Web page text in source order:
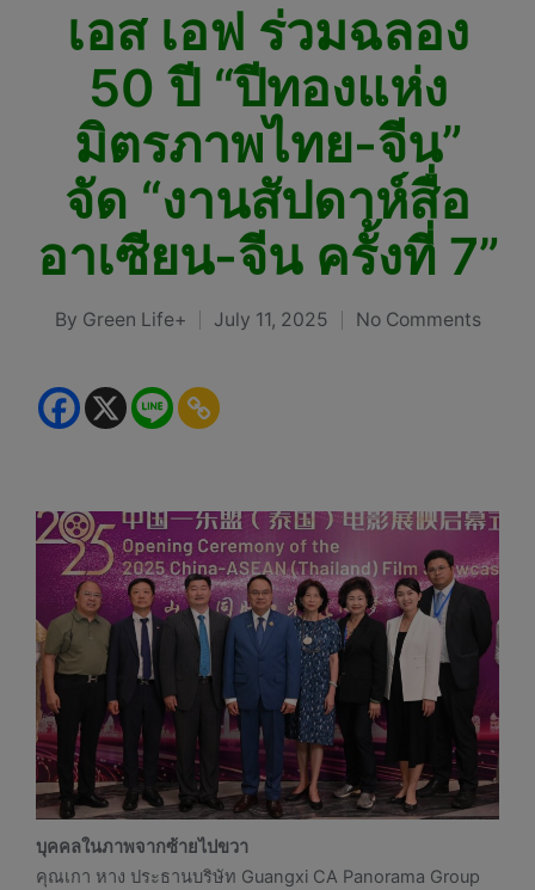
เอส เอฟ ร่วมฉลอง
50 ปี “ปีทองแห่ง
มิตรภาพไทย-จีน”
จัด “งานสัปดาห์สื่อ
อาเซียน-จีน ครั้งที่ 7”
Posted
By Green Life+ July 11, 2025 No Comments
บุคคลในภาพจากซ้ายไปขวา
คุณเกา หาง ประธานบริษัท Guangxi CA Panorama Group